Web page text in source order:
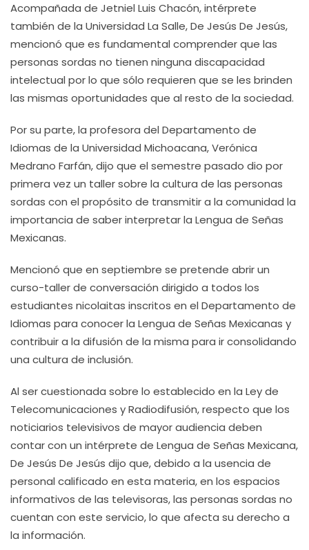
Acompañada de Jetniel Luis Chacón, intérprete
también de la Universidad La Salle, De Jesús De Jesús,
mencionó que es fundamental comprender que las
personas sordas no tienen ninguna discapacidad
intelectual por lo que sólo requieren que se les brinden
las mismas oportunidades que al resto de la sociedad.
Por su parte, la profesora del Departamento de
Idiomas de la Universidad Michoacana, Verónica
Medrano Farfán, dijo que el semestre pasado dio por
primera vez un taller sobre la cultura de las personas
sordas con el propósito de transmitir a la comunidad la
importancia de saber interpretar la Lengua de Señas
Mexicanas.
Mencionó que en septiembre se pretende abrir un
curso-taller de conversación dirigido a todos los
estudiantes nicolaitas inscritos en el Departamento de
Idiomas para conocer la Lengua de Señas Mexicanas y
contribuir a la difusión de la misma para ir consolidando
una cultura de inclusión.
Al ser cuestionada sobre lo establecido en la Ley de
Telecomunicaciones y Radiodifusión, respecto que los
noticiarios televisivos de mayor audiencia deben
contar con un intérprete de Lengua de Señas Mexicana,
De Jesús De Jesús dijo que, debido a la usencia de
personal calificado en esta materia, en los espacios
informativos de las televisoras, las personas sordas no
cuentan con este servicio, lo que afecta su derecho a
la información.